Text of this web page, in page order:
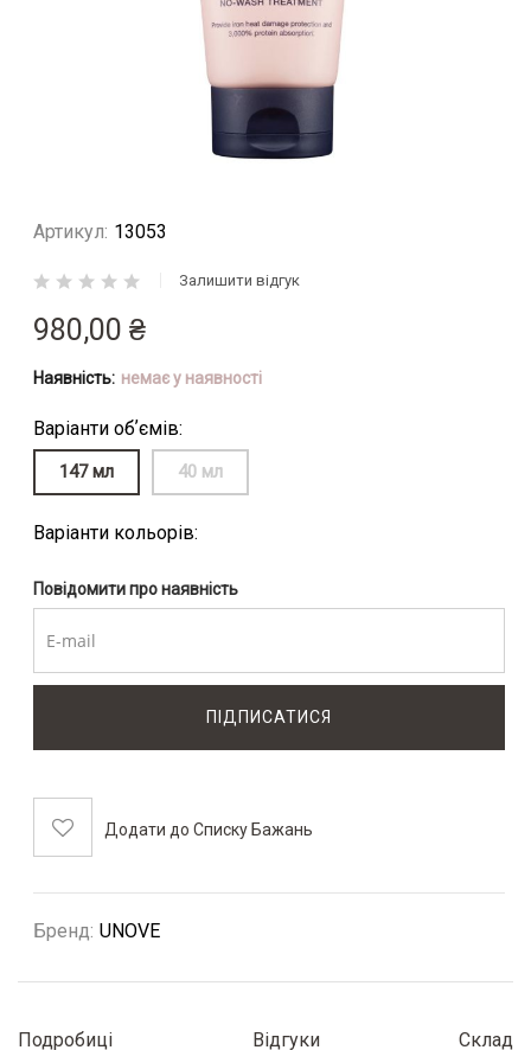
до
галереї
Артикул: 13053
Залишити відгук
980,00 ₴
Наявність: немає у наявності
Варіанти обʼємів:
147 мл 40 мл
Варіанти кольорів:
Повідомити про наявність
ПІДПИСАТИСЯ
Додати до Списку Бажань
Бренд UNOVE
Подробиці Відгуки Склад